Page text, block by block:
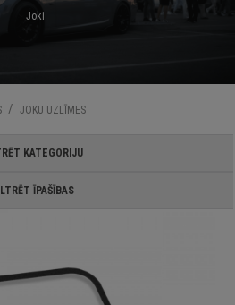
Joki
/ JOKU UZLĪMES
KATEGORIJU
ĪPAŠĪBAS